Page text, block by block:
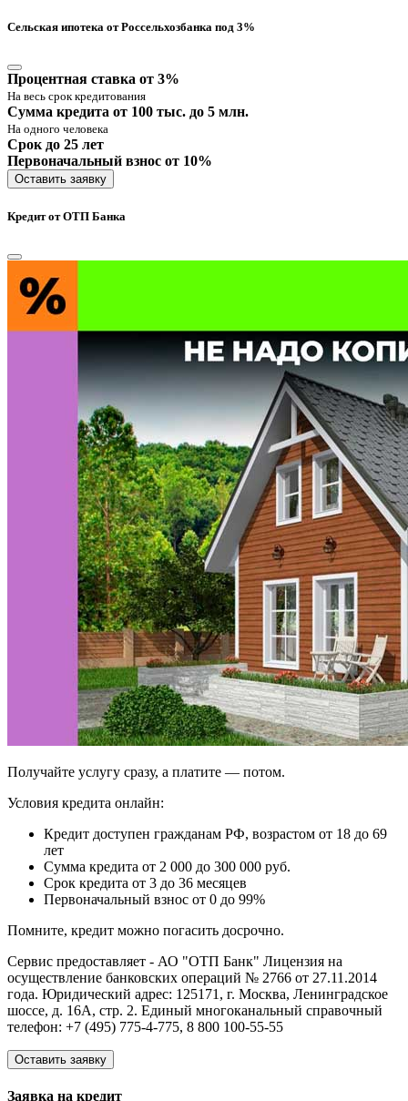
Сельская ипотека от Россельхозбанка под 3%
Процентная ставка от 3%
На весь срок кредитования
Сумма кредита от 100 тыс. до 5 млн.
На одного человека
Срок до 25 лет
Первоначальный взнос от 10%
Оставить заявку
Кредит от ОТП Банка
Получайте услугу сразу, а платите — потом.
Условия кредита онлайн:
Кредит доступен гражданам РФ, возрастом от 18 до 69
лет
Сумма кредита от 2 000 до 300 000 руб.
Срок кредита от 3 до 36 месяцев
Первоначальный взнос от 0 до 99%
Помните, кредит можно погасить досрочно.
Сервис предоставляет - АО "ОТП Банк" Лицензия на
осуществление банковских операций № 2766 от 27.11.2014
года. Юридический адрес: 125171, г. Москва, Ленинградское
шоссе, д. 16А, стр. 2. Единый многоканальный справочный
телефон: +7 (495) 775-4-775, 8 800 100-55-55
Оставить заявку
Заявка на кредит